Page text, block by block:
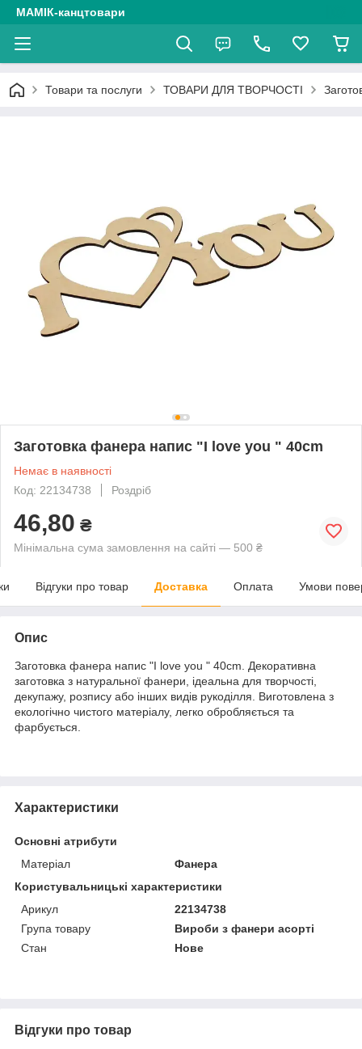
МАМІК-канцтовари
Товари та послуги ТОВАРИ ДЛЯ ТВОРЧОСТІ
Заготовка фанера напис "I love you " 40cm
Немає в наявності
Код: 22134738
Роздріб
46,80 ₴
Мінімальна сума замовлення на сайті — 500 ₴
Відгуки про товар Доставка Оплата Умови
Опис
Заготовка фанера напис "I love you " 40cm. Декоративна
заготовка з натуральної фанери, ідеальна для творчості,
декупажу, розпису або інших видів рукоділля. Виготовлена з
екологічно чистого матеріалу, легко обробляється та
фарбується.
Характеристики
Основні атрибути
Матеріал
Фанера
Користувальницькі характеристики
Арикул
22134738
Група товару
Вироби з фанери асорті
Стан
Нове
Відгуки про товар